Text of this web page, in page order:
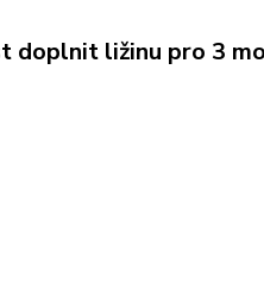
doplnit ližinu pro 3